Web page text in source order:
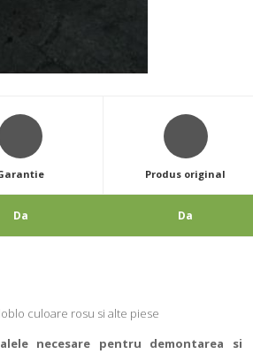
Da
Produs original
Da
culoare rosu si alte piese
necesare pentru demontarea si